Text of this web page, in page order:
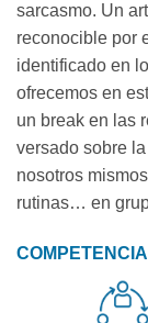
sarcasmo. Un
reconocible por
identificado en
ofrecemos en
un break en las
versado sobre
nosotros
rutinas… en